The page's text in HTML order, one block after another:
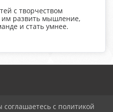
с творчеством
им развить мышление,
и стать умнее.
с политикой